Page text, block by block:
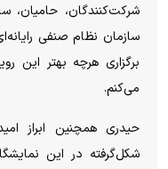
شرکت‌کنندگان، حامیان،
سازمان نظام صنفی
برگزاری هرچه بهتر این
می‌کنم.
حیدری همچنین ابراز
شکل‌گرفته در این